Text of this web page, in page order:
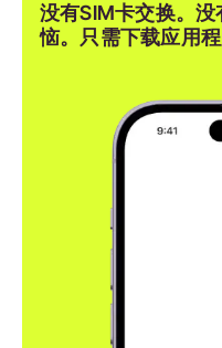
没有SIM卡交换。
恼。只需下载应用